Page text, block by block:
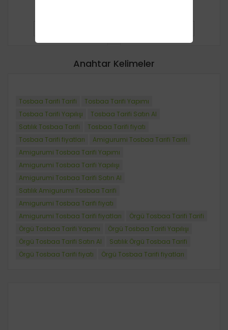
Anahtar Kelimeler
Tosbaa Tarifi Tarifi
Tosbaa Tarifi Yapımı
Tosbaa Tarifi Yapılışı
Tosbaa Tarifi Satın Al
Satılık Tosbaa Tarifi
Tosbaa Tarifi fiyatı
Tosbaa Tarifi fiyatları
Amigurumi Tosbaa Tarifi Tarifi
Amigurumi Tosbaa Tarifi Yapımı
Amigurumi Tosbaa Tarifi Yapılışı
Amigurumi Tosbaa Tarifi Satın Al
Satılık Amigurumi Tosbaa Tarifi
Amigurumi Tosbaa Tarifi fiyatı
Amigurumi Tosbaa Tarifi fiyatları
Örgü Tosbaa Tarifi Tarifi
Örgü Tosbaa Tarifi Yapımı
Örgü Tosbaa Tarifi Yapılışı
Örgü Tosbaa Tarifi Satın Al
Satılık Örgü Tosbaa Tarifi
Örgü Tosbaa Tarifi fiyatı
Örgü Tosbaa Tarifi fiyatları